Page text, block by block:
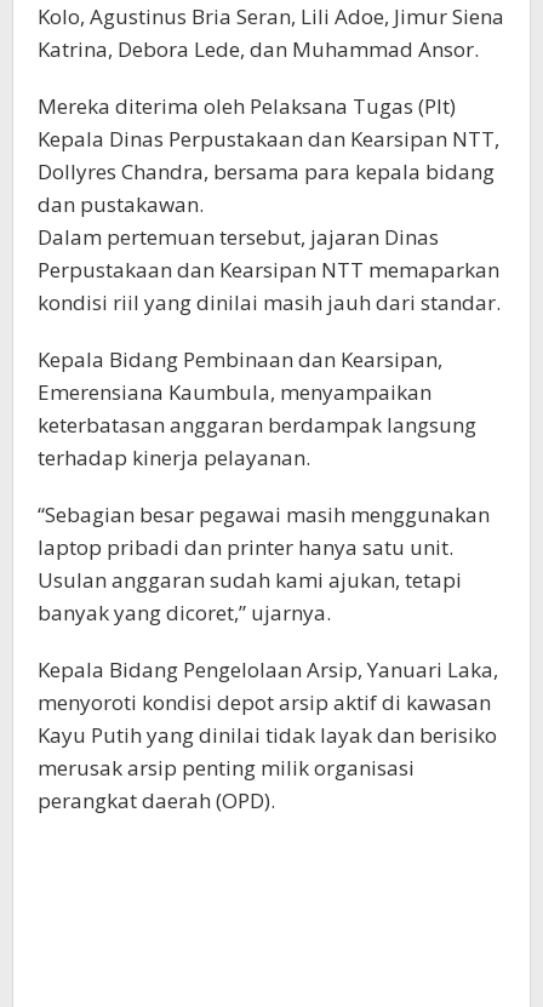
Kolo, Agustinus Bria Seran, Lili Adoe, Jimur Siena
Katrina, Debora Lede, dan Muhammad Ansor.
Mereka diterima oleh Pelaksana Tugas (Plt)
Kepala Dinas Perpustakaan dan Kearsipan NTT,
Dollyres Chandra, bersama para kepala bidang
dan pustakawan.
Dalam pertemuan tersebut, jajaran Dinas
Perpustakaan dan Kearsipan NTT memaparkan
kondisi riil yang dinilai masih jauh dari standar.
Kepala Bidang Pembinaan dan Kearsipan,
Emerensiana Kaumbula, menyampaikan
keterbatasan anggaran berdampak langsung
terhadap kinerja pelayanan.
“Sebagian besar pegawai masih menggunakan
laptop pribadi dan printer hanya satu unit.
Usulan anggaran sudah kami ajukan, tetapi
banyak yang dicoret,” ujarnya.
Kepala Bidang Pengelolaan Arsip, Yanuari Laka,
menyoroti kondisi depot arsip aktif di kawasan
Kayu Putih yang dinilai tidak layak dan berisiko
merusak arsip penting milik organisasi
perangkat daerah (OPD).